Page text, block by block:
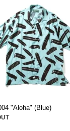
"Aloha" (Blue)